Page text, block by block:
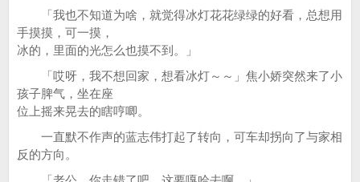
「我也不知道为啥，就觉得冰灯花花绿绿的好看，总想用
手摸摸，可一摸，
冰的，里面的光怎么也摸不到。」
「哎呀，我不想回家，想看冰灯～～」焦小娇突然来了小
孩子脾气，坐在座
位上摇来晃去的瞎哼唧。
一直默不作声的蓝志伟打起了转向，可车却拐向了与家相
反的方向。